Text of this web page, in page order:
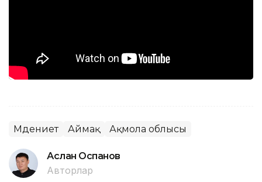
Мәдениет Аймақ Ақмола облысы
Аслан Оспанов
Авторлар